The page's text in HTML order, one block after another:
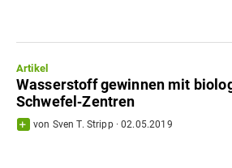
Artikel
Wasserstoff gewinnen mit
Schwefel‐Zentren
von Sven T. Stripp·02.05.2019